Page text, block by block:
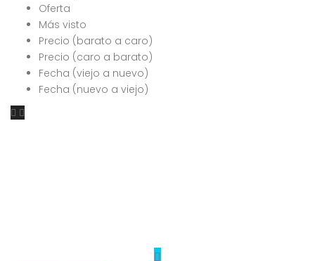
Oferta
Más visto
Precio (barato a caro)
Precio (caro a barato)
Fecha (viejo a nuevo)
Fecha (nuevo a viejo)